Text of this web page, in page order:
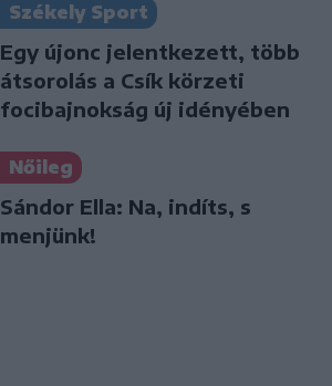
Székely Sport
Egy újonc jelentkezett, több
átsorolás a Csík körzeti
focibajnokság új idényében
Nőileg
Sándor Ella: Na, indíts, s
menjünk!